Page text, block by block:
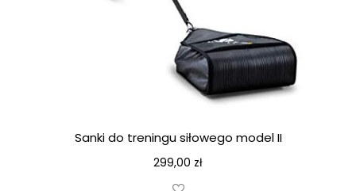
Sanki do treningu siłowego model II
299,00 zł